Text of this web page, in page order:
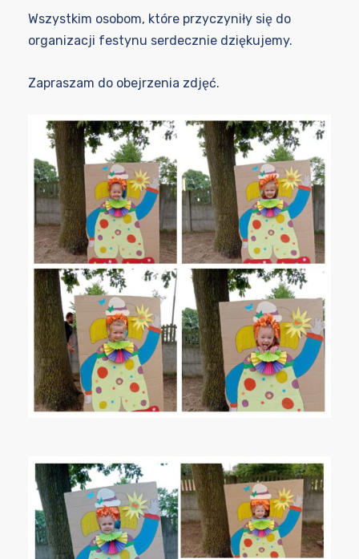
Wszystkim osobom, które przyczyniły się do
organizacji festynu serdecznie dziękujemy.
Zapraszam do obejrzenia zdjęć.